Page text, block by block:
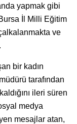
yapmak gibi
İl Milli Eğitim
ve
bir kadın
tarafından
ileri süren
medya
mesajlar atan,